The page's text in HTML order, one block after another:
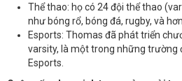
Thể thao: họ có 24 đội thể thao
như bóng rổ, bóng đá, rugby, và
Esports: Thomas đã phát triển
varsity, là một trong những trường
Esports.